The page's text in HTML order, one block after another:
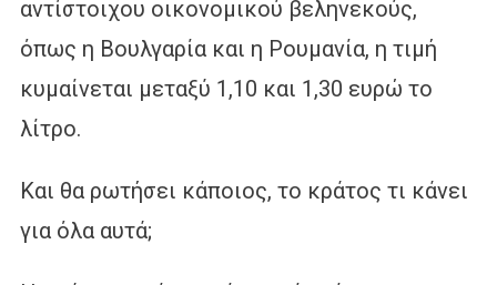
αντίστοιχου οικονομικού βεληνεκούς,
όπως η Βουλγαρία και η Ρουμανία, η τιμή
κυμαίνεται μεταξύ 1,10 και 1,30 ευρώ το
λίτρο.
Και θα ρωτήσει κάποιος, το κράτος τι κάνει
για όλα αυτά;